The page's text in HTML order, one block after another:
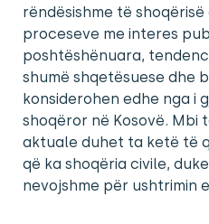
rëndësishme të
proceseve me interes
poshtëshënuara,
shumë shqetësuese dhe
konsiderohen edhe nga i
shoqëror në Kosovë. Mbi
aktuale duhet ta ketë të
që ka shoqëria civile,
nevojshme për ushtrimin